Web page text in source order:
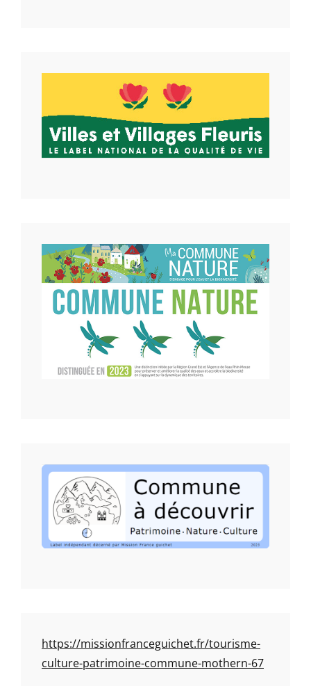
https://missionfranceguichet.fr/tourisme-
culture-patrimoine-commune-mothern-67